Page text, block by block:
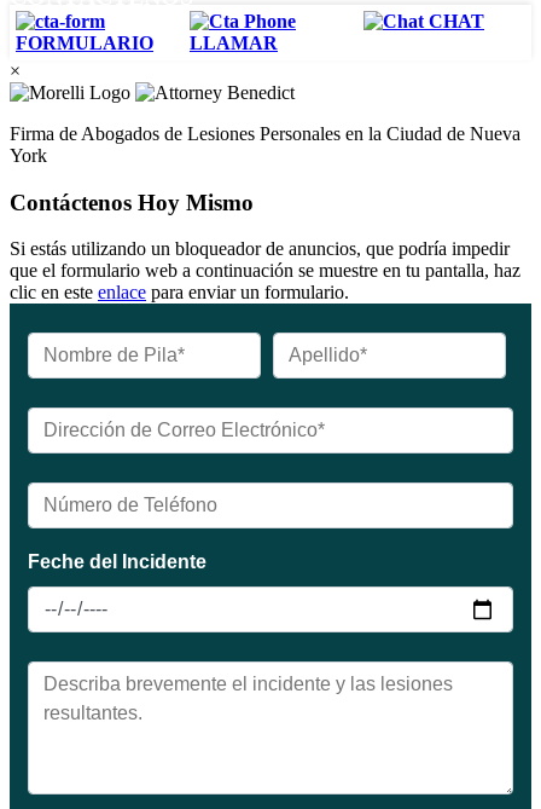
FORMULARIO LLAMAR
CHAT
×
Firma de Abogados de Lesiones Personales en la Ciudad de Nueva
York
Contáctenos Hoy Mismo
Si estás utilizando un bloqueador de anuncios, que podría impedir
que el formulario web a continuación se muestre en tu pantalla, haz
clic en este enlace para enviar un formulario.